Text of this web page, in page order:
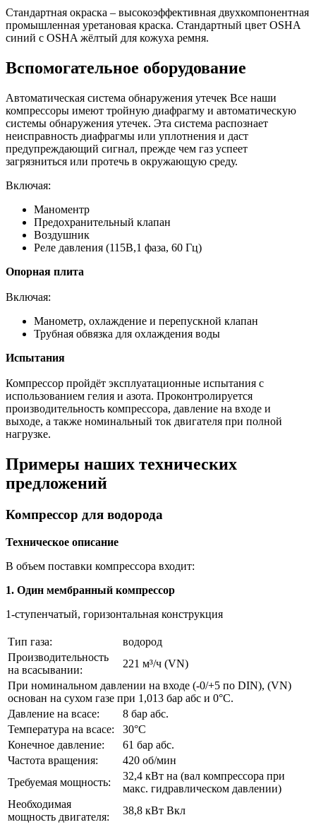
Стандартная окраска – высокоэффективная двухкомпонентная
промышленная уретановая краска. Стандартный цвет OSHA
синий с OSHA жёлтый для кожуха ремня.
Вспомогательное оборудование
Автоматическая система обнаружения утечек Все наши
компрессоры имеют тройную диафрагму и автоматическую
системы обнаружения утечек. Эта система распознает
неисправность диафрагмы или уплотнения и даст
предупреждающий сигнал, прежде чем газ успеет
загрязниться или протечь в окружающую среду.
Включая:
Маноментр
Предохранительный клапан
Воздушник
Реле давления (115В,1 фаза, 60 Гц)
Опорная плита
Включая:
Манометр, охлаждение и перепускной клапан
Трубная обвязка для охлаждения воды
Испытания
Компрессор пройдёт эксплуатационные испытания с
использованием гелия и азота. Проконтролируется
производительность компрессора, давление на входе и
выходе, а также номинальный ток двигателя при полной
нагрузке.
Примеры наших технических
предложений
Компрессор для водорода
Техническое описание
В объем поставки компрессора входит:
1. Один мембранный компрессор
1-ступенчатый, горизонтальная конструкция
Тип газа:
водород
Производительность
на всасывании:
221 м³/ч (VN)
При номинальном давлении на входе (-0/+5 по DIN), (VN)
основан на сухом газе при 1,013 бар абс и 0°С.
Давление на всасе:
8 бар абс.
Температура на всасе:
30°C
Конечное давление:
61 бар абс.
Частота вращения:
420 об/мин
Требуемая мощность:
32,4 кВт на (вал компрессора при
макс. гидравлическом давлении)
Необходимая
мощность двигателя:
38,8 кВт Вкл